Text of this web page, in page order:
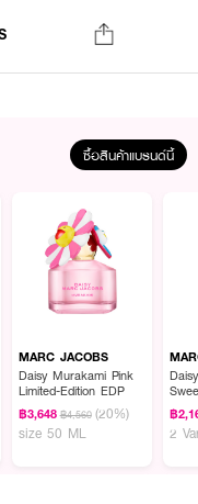
ซื้อสินค้าแบรนด์นี้
MARC JACOBS
Daisy Murakami Pink
Limited-Edition EDP
฿3,648 ฿4,560 (20%)
size 50 ML
฿
2